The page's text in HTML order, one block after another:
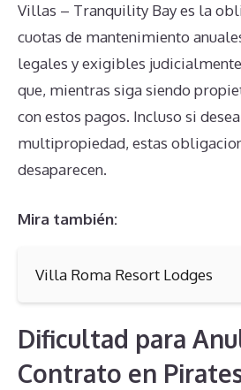
Villas – Tranquility Bay es la
cuotas de mantenimiento
legales y exigibles
que, mientras siga siendo
con estos pagos. Incluso si
multipropiedad, estas
desaparecen.
Mira también:
Villa Roma Resort Lodges
Dificultad para
Contrato en